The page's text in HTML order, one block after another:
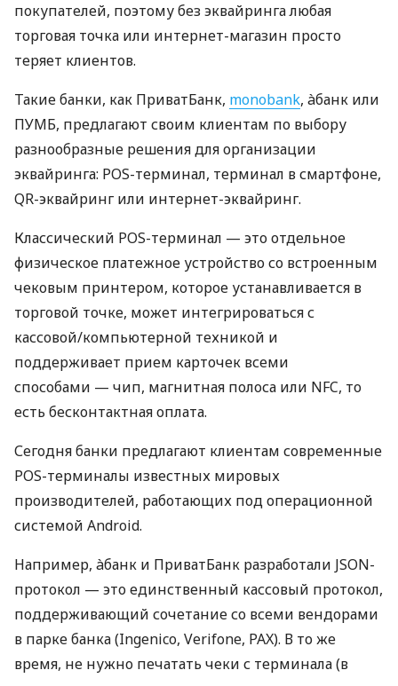
покупателей, поэтому без эквайринга любая
торговая точка или интернет-магазин просто
теряет клиентов.
Такие банки, как ПриватБанк, monobank, àбанк или
ПУМБ, предлагают своим клиентам по выбору
разнообразные решения для организации
эквайринга: POS-терминал, терминал в смартфоне,
QR-эквайринг или интернет-эквайринг.
Классический POS-терминал — это отдельное
физическое платежное устройство со встроенным
чековым принтером, которое устанавливается в
торговой точке, может интегрироваться с
кассовой/компьютерной техникой и
поддерживает прием карточек всеми
способами — чип, магнитная полоса или NFC, то
есть бесконтактная оплата.
Сегодня банки предлагают клиентам современные
POS-терминалы известных мировых
производителей, работающих под операционной
системой Android.
Например, àбанк и ПриватБанк разработали JSON-
протокол — это единственный кассовый протокол,
поддерживающий сочетание со всеми вендорами
в парке банка (Ingenico, Verifone, PAX). В то же
время, не нужно печатать чеки с терминала (в